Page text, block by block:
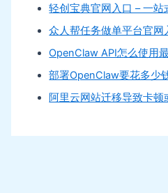
轻创宝典官网入口 – 一站
众人帮任务做单平台官网
OpenClaw API怎么使用
部署OpenClaw要花多少
阿里云网站迁移导致卡